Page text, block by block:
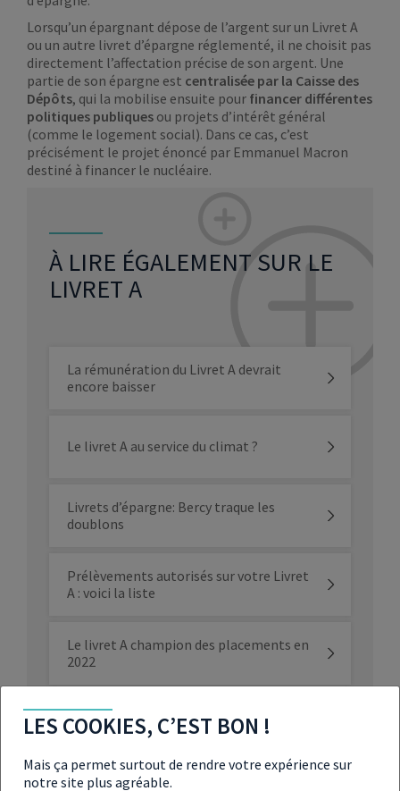
Lorsqu’un épargnant dépose de l’argent sur un Livret A
ou un autre livret d’épargne réglementé, il ne choisit pas
directement l’affectation précise de son argent. Une
partie de son épargne est centralisée par la Caisse des
Dépôts, qui la mobilise ensuite pour financer différentes
politiques publiques ou projets d’intérêt général
(comme le logement social). Dans ce cas, c’est
précisément le projet énoncé par Emmanuel Macron
destiné à financer le nucléaire.
À LIRE ÉGALEMENT SUR LE
LIVRET A
La rémunération du Livret A devrait
encore baisser
Le livret A au service du climat ?
Livrets d’épargne: Bercy traque les
doublons
Prélèvements autorisés sur votre Livret
A : voici la liste
Le livret A champion des placements en
2022
L’assurance-vie augmente ses taux,
concurrencée par le livret A
LEP : le livret d’épargne rémunéré à 6 %
LES COOKIES, C’EST BON !
Mais ça permet surtout de rendre votre expérience sur
notre site plus agréable.